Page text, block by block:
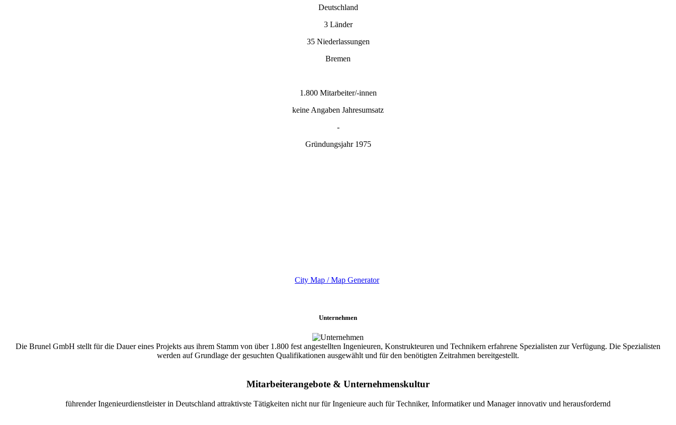
Deutschland
3 Länder
35 Niederlassungen
Bremen
1.800 Mitarbeiter/-innen
keine Angaben Jahresumsatz
-
Gründungsjahr 1975
City Map / Map Generator
Unternehmen
Die Brunel GmbH stellt für die Dauer eines Projekts aus ihrem Stamm von über 1.800 fest angestellten Ingenieuren, Konstrukteuren und Technikern erfahrene Spezialisten zur Verfügung. Die Spezialisten
werden auf Grundlage der gesuchten Qualifikationen ausgewählt und für den benötigten Zeitrahmen bereitgestellt.
Mitarbeiterangebote & Unternehmenskultur
führender Ingenieurdienstleister in Deutschland attraktivste Tätigkeiten nicht nur für Ingenieure auch für Techniker, Informatiker und Managerinnovativ und herausfordernd